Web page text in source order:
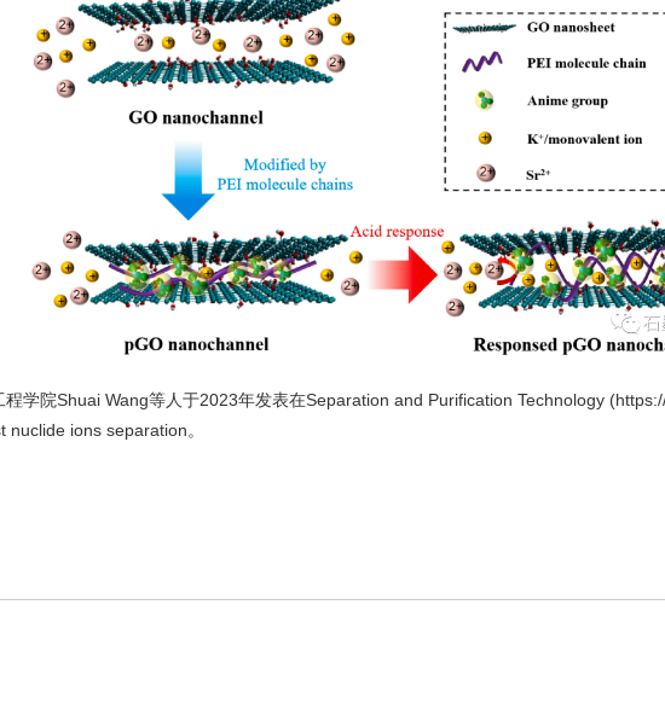
学院Shuai Wang等人于2023年发表在Separation and Purification Technology
ions separation。